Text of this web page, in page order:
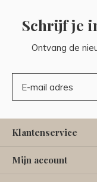
Schrijf je
Ontvang de
Klantenservice
Mijn account